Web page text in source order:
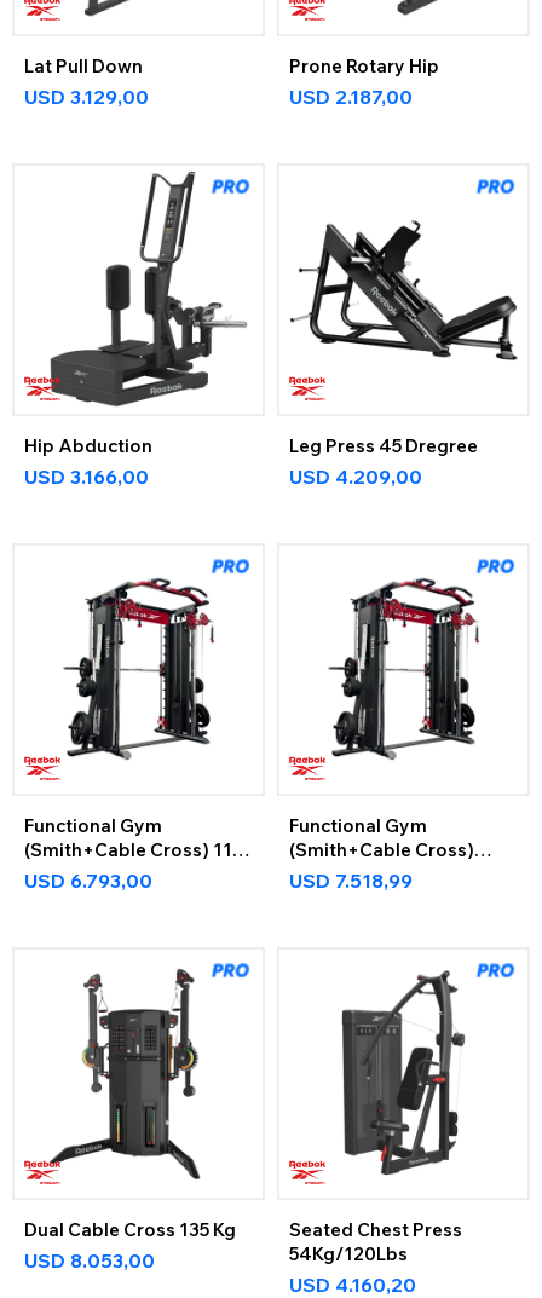
Lat Pull Down
USD 3.129,00
Prone Rotary Hip
USD 2.187,00
Hip Abduction
USD 3.166,00
Leg Press 45 Dregree
USD 4.209,00
Functional Gym
(Smith+Cable Cross) 118
Kg
USD 6.793,00
Functional Gym
(Smith+Cable Cross)
154Kg
USD 7.518,99
Dual Cable Cross 135 Kg
USD 8.053,00
Seated Chest Press
54Kg/120Lbs
USD 4.160,20